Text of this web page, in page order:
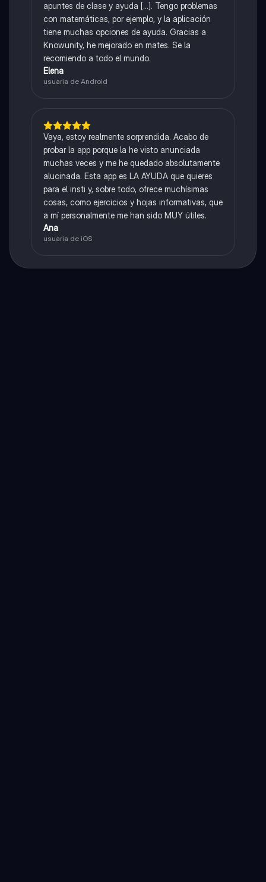
apuntes de clase y ayuda [...]. Tengo problemas
con matemáticas, por ejemplo, y la aplicación
tiene muchas opciones de ayuda. Gracias a
Knowunity, he mejorado en mates. Se la
recomiendo a todo el mundo.
Elena
usuaria de Android
Vaya, estoy realmente sorprendida. Acabo de
probar la app porque la he visto anunciada
muchas veces y me he quedado absolutamente
alucinada. Esta app es LA AYUDA que quieres
para el insti y, sobre todo, ofrece muchísimas
cosas, como ejercicios y hojas informativas, que
a mí personalmente me han sido MUY útiles.
Ana
usuaria de iOS